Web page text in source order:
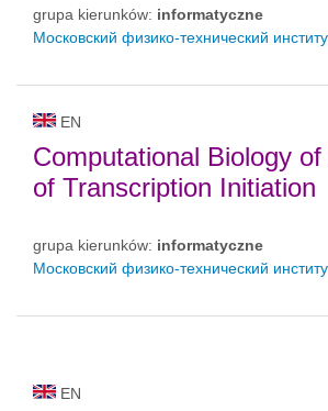
grupa kierunków: informatyczne
Московский физико-технический
EN
Computational Biology
of Transcription Initiation
grupa kierunków: informatyczne
Московский физико-технический
EN